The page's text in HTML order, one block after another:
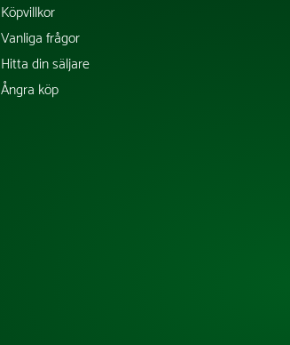
Köpvillkor
Vanliga frågor
Hitta din säljare
Ångra köp